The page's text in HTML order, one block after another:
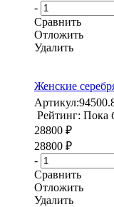
-
Сравнить
Отложить
Удалить
Женские
Артикул:
Рейтинг: Пока
28800 ₽
28800 ₽
-
Сравнить
Отложить
Удалить